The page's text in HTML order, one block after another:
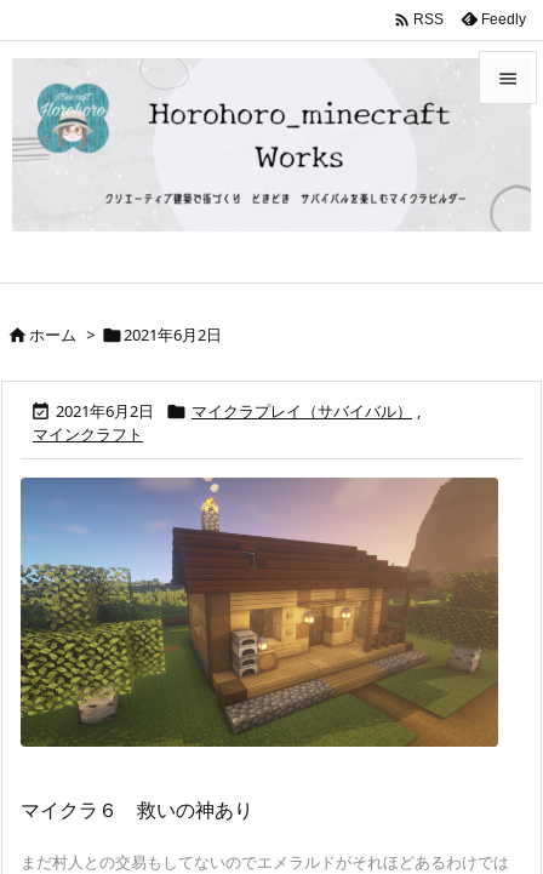


サイド
前へ

 RSS Feedly
ホーム > 2021年6月2日
 2021年6月2日  マイクラプレイ（サバイバル）
,
マインクラフト
マイクラ６ 救いの神あり
まだ村人との交易もしてないのでエメラルドがそれほどあるわけでは